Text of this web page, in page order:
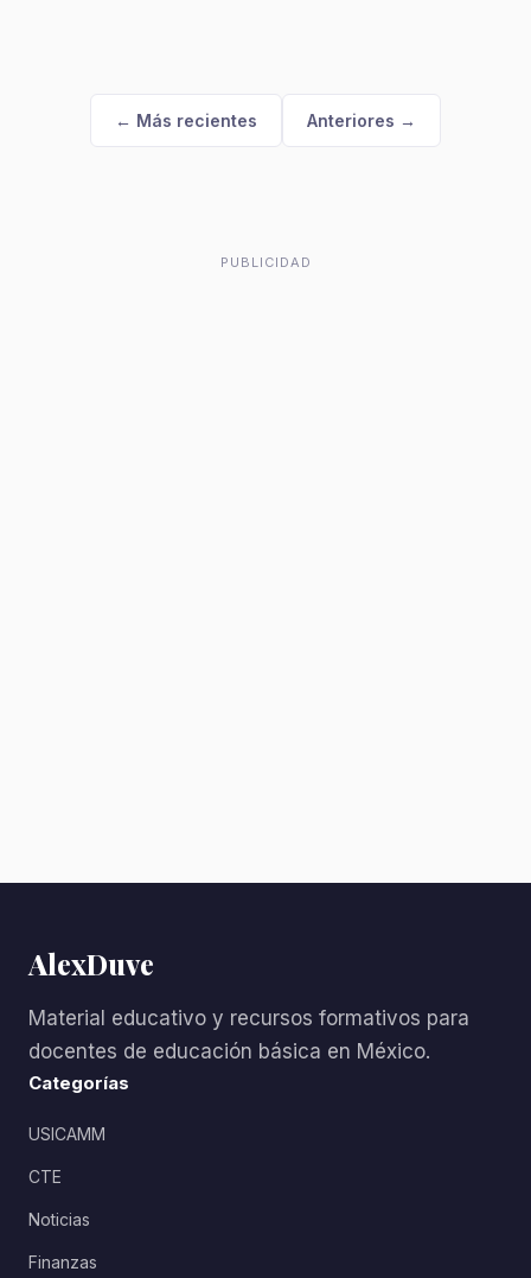
← Más recientes Anteriores →
PUBLICIDAD
AlexDuve
Material educativo y recursos formativos para
docentes de educación básica en México.
Categorías
USICAMM
CTE
Noticias
Finanzas